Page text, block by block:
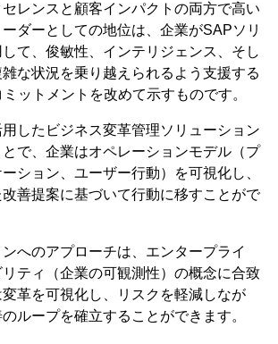
レンスと顧客インパクトの両方で高い
ダーとしての地位は、企業がSAPソリ
て、俊敏性、インテリジェンス、そし
な状況を乗り越えられるよう支援する
ットメントを改めて示すものです。
したビジネス変革管理ソリューション
で、企業はオペレーションモデル（プ
ション、ユーザー行動）を可視化し、
善提案に基づいて行動に移すことがで
へのアプローチは、エンタープライ
ティ（企業の可観測性）の概念に合致
革を可視化し、リスクを軽減しなが
ループを確立することができます。